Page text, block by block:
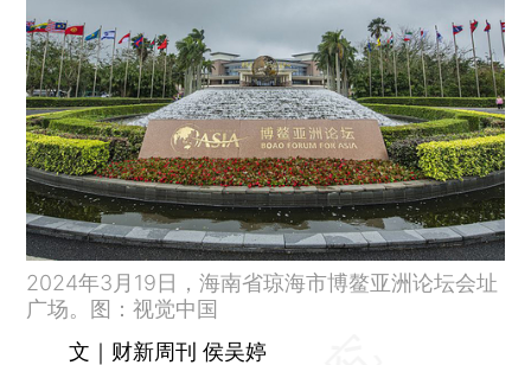
2024年3月19日，海南省琼海市博鳌亚洲论坛会址
广场。图：视觉中国
文｜财新周刊 侯吴婷